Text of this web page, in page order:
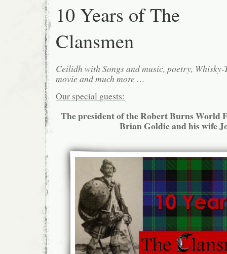
10 Years of The
Clansmen
Ceilidh with Songs and music, poetry, Whisky-
movie and much more …
Our special guests:
The president of the Robert Burns World
Brian Goldie and his wife